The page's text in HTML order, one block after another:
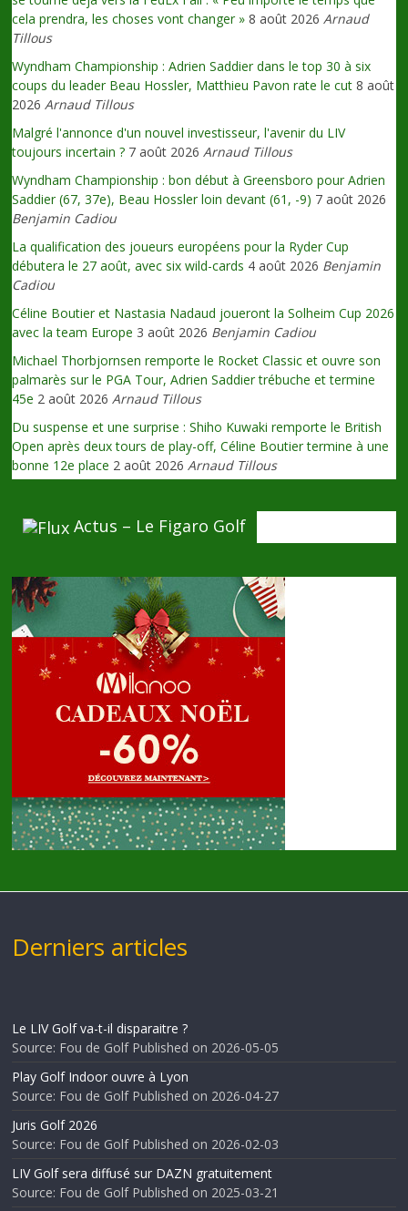
cela prendra, les choses vont changer » 8 août 2026 Arnaud
Tillous
Wyndham Championship : Adrien Saddier dans le top 30 à six
coups du leader Beau Hossler, Matthieu Pavon rate le cut 8 août
2026 Arnaud Tillous
Malgré l'annonce d'un nouvel investisseur, l'avenir du LIV
toujours incertain ? 7 août 2026 Arnaud Tillous
Wyndham Championship : bon début à Greensboro pour Adrien
Saddier (67, 37e), Beau Hossler loin devant (61, -9) 7 août 2026
Benjamin Cadiou
La qualification des joueurs européens pour la Ryder Cup
débutera le 27 août, avec six wild-cards 4 août 2026 Benjamin
Cadiou
Céline Boutier et Nastasia Nadaud joueront la Solheim Cup 2026
avec la team Europe 3 août 2026 Benjamin Cadiou
Michael Thorbjornsen remporte le Rocket Classic et ouvre son
palmarès sur le PGA Tour, Adrien Saddier trébuche et termine
45e 2 août 2026 Arnaud Tillous
Du suspense et une surprise : Shiho Kuwaki remporte le British
Open après deux tours de play-off, Céline Boutier termine à une
bonne 12e place 2 août 2026 Arnaud Tillous
Actus – Le Figaro Golf
Derniers articles
Le LIV Golf va-t-il disparaitre ?
Source: Fou de Golf Published on 2026-05-05
Play Golf Indoor ouvre à Lyon
Source: Fou de Golf Published on 2026-04-27
Juris Golf 2026
Source: Fou de Golf Published on 2026-02-03
LIV Golf sera diffusé sur DAZN gratuitement
Source: Fou de Golf Published on 2025-03-21